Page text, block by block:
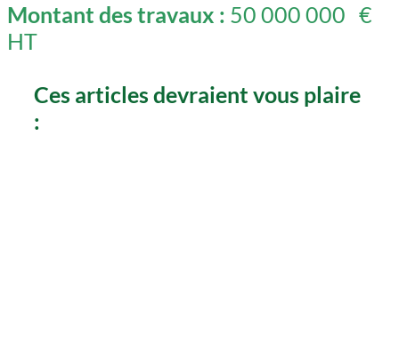
Montant des travaux : 50 000 000 €
HT
Ces articles devraient vous plaire
: